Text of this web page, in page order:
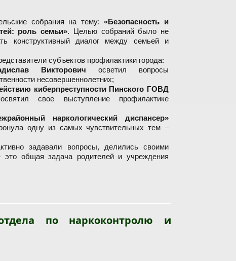
собрания на тему:«Безопасность и
роль семьи». Целью собраний было не
конструктивный диалог между семьей и
субъектов профилактики города:
Викторович осветил вопросы
несовершеннолетних;
киберпреступности Пинского ГОВД
свое выступление профилактике
наркологический диспансер»
одну из самых чувствительных тем –
задавали вопросы, делились своими
это общая задача родителей и учреждения
наш общий приоритет
по наркоконтролю и